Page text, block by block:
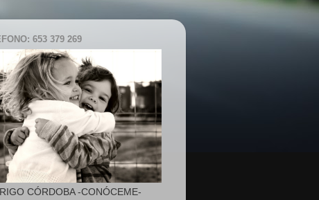
653 379 269
CÓRDOBA -CONÓCEME-